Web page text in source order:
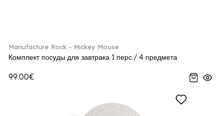
Manufacture Rock - Mickey Mouse
Комплект посуды для завтрака 1 перс./ 4 предмета
99.00€